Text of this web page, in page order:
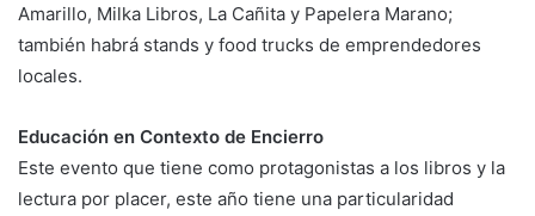
Amarillo, Milka Libros, La Cañita y Papelera Marano;
también habrá stands y food trucks de emprendedores
locales.
Educación en Contexto de Encierro
Este evento que tiene como protagonistas a los libros y la
lectura por placer, este año tiene una particularidad